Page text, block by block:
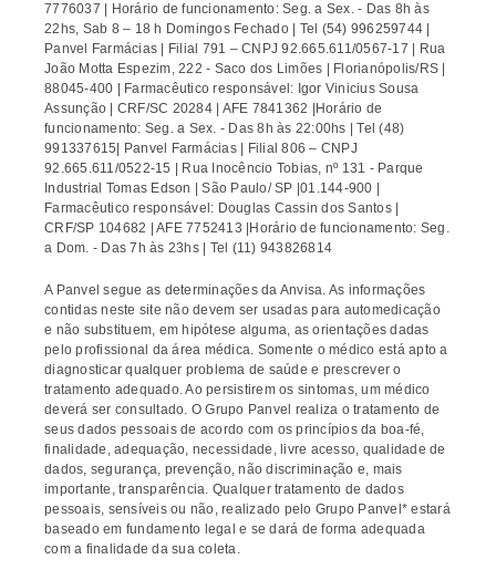
7776037 | Horário de funcionamento: Seg. a Sex. - Das 8h às
22hs, Sab 8 – 18 h Domingos Fechado | Tel (54) 996259744 |
Panvel Farmácias | Filial 791 – CNPJ 92.665.611/0567-17 | Rua
João Motta Espezim, 222 - Saco dos Limões | Florianópolis/RS |
88045-400 | Farmacêutico responsável: Igor Vinicius Sousa
Assunção | CRF/SC 20284 | AFE 7841362 |Horário de
funcionamento: Seg. a Sex. - Das 8h às 22:00hs | Tel (48)
991337615| Panvel Farmácias | Filial 806 – CNPJ
92.665.611/0522-15 | Rua Inocêncio Tobias, nº 131 - Parque
Industrial Tomas Edson | São Paulo/ SP |01.144-900 |
Farmacêutico responsável: Douglas Cassin dos Santos |
CRF/SP 104682 | AFE 7752413 |Horário de funcionamento: Seg.
a Dom. - Das 7h às 23hs | Tel (11) 943826814
A Panvel segue as determinações da Anvisa. As informações
contidas neste site não devem ser usadas para automedicação
e não substituem, em hipótese alguma, as orientações dadas
pelo profissional da área médica. Somente o médico está apto a
diagnosticar qualquer problema de saúde e prescrever o
tratamento adequado. Ao persistirem os sintomas, um médico
deverá ser consultado. O Grupo Panvel realiza o tratamento de
seus dados pessoais de acordo com os princípios da boa-fé,
finalidade, adequação, necessidade, livre acesso, qualidade de
dados, segurança, prevenção, não discriminação e, mais
importante, transparência. Qualquer tratamento de dados
pessoais, sensíveis ou não, realizado pelo Grupo Panvel* estará
baseado em fundamento legal e se dará de forma adequada
com a finalidade da sua coleta.